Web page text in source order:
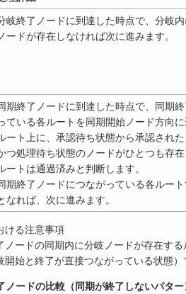
岐終了ノードに到達した時点で、分岐
ノードが存在しなければ次に進みます。
期終了ノードに到達した時点で、同期
ている各ルートを同期開始ノード方向
ート上に、承認待ち状態から承認され
つ処理待ち状態のノードがひとつも存
ートは通過済みと判断します。
期終了ノードにつながっている各ルー
なれば、次に進みます。
ける注意事項
ノードの同期内に分岐ノードが存在す
開始と終了が直接つながっている状態
ノードの比較（同期が終了しないパタ